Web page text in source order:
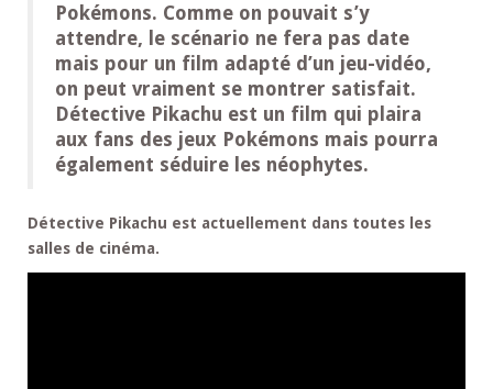
Pokémons. Comme on pouvait s’y
attendre, le scénario ne fera pas date
mais pour un film adapté d’un jeu-vidéo,
on peut vraiment se montrer satisfait.
Détective Pikachu est un film qui plaira
aux fans des jeux Pokémons mais pourra
également séduire les néophytes.
Détective Pikachu est actuellement dans toutes les
salles de cinéma.